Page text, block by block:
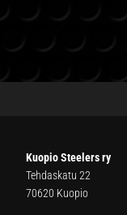
Kuopio Steelers ry
Tehdaskatu 22
70620 Kuopio